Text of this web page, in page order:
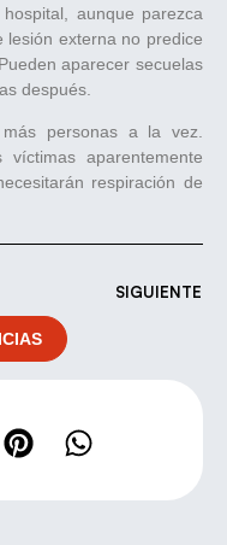
aunque parezca
externa no predice
aparecer secuelas
después.
personas a la vez.
aparentemente
respiración de
SIGUIENTE